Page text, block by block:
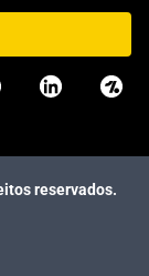
reservados.